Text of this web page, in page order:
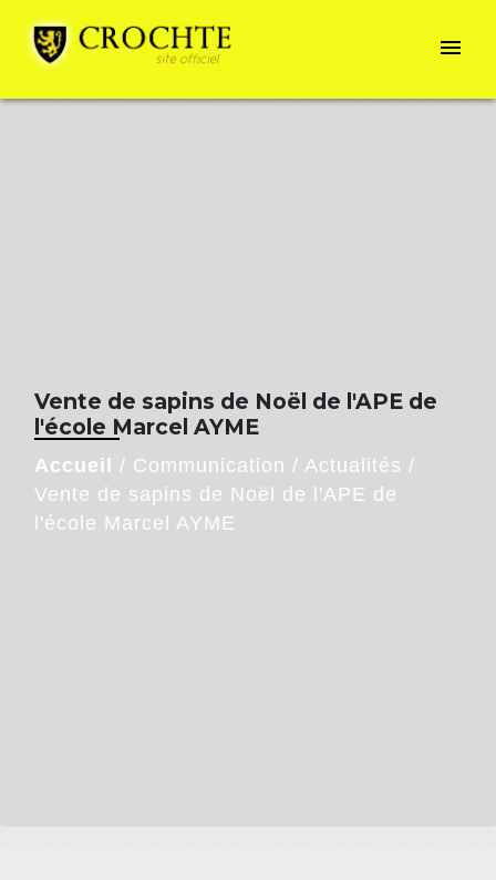
menu
Vente de sapins de Noël de l'APE de
l'école Marcel AYME
Accueil / Communication / Actualités /
Vente de sapins de Noël de l'APE de
l'école Marcel AYME